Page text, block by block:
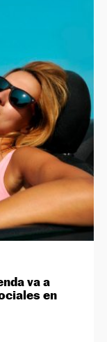
va a
en